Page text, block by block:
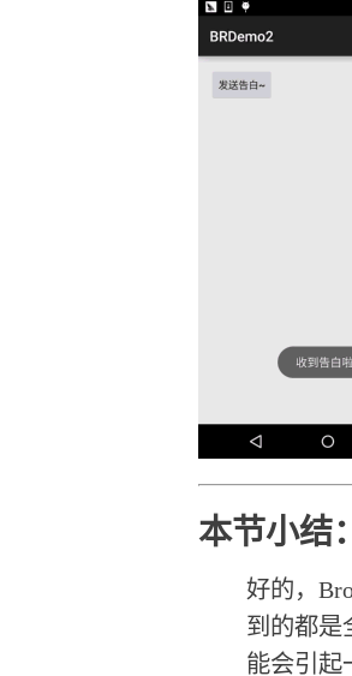
本节小结
好的，
到的都是
能会引起